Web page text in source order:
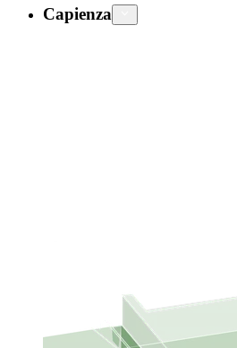
Capienza